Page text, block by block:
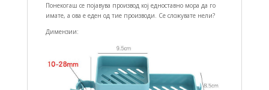
Понекогаш се појавува производ кој едноставно мора да го
имате, а ова е еден од тие производи. Се сложувате нели?
Димензии: